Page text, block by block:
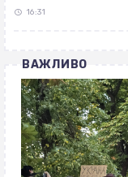
16:31
ВАЖЛИВО